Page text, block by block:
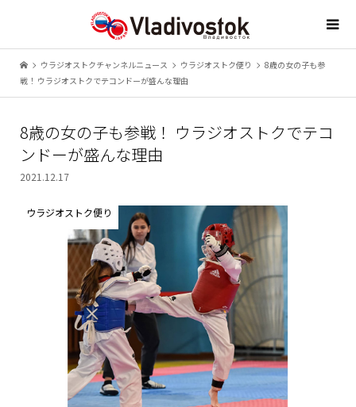
ウラジオストクチャンネルニュース ウラジオストク便り
8歳の女の子も参
戦！ ウラジオストクでテコンドーが盛んな理由
8歳の女の子も参戦！ ウラジオストクでテコ
ンドーが盛んな理由
2021.12.17
ウラジオストク便り